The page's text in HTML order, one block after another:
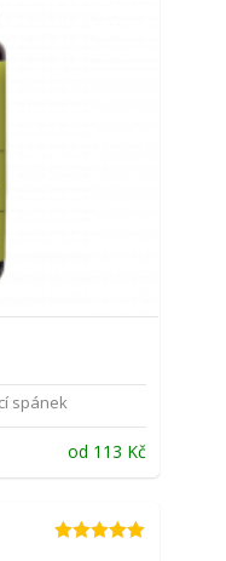
spánek
od 113 Kč